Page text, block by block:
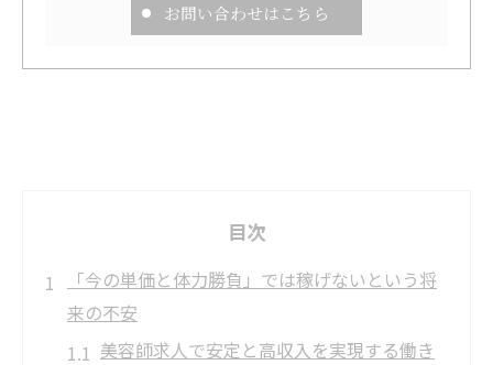
お問い合わせはこちら
目次
「今の単価と体力勝負」では稼げないという将
来の不安
美容師求人で安定と高収入を実現する働き